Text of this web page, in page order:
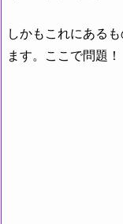
しかもこれにある
ます。ここで問題！